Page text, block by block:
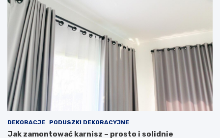
DEKORACJE PODUSZKI DEKORACYJNE
Jak zamontować karnisz – prosto i solidnie